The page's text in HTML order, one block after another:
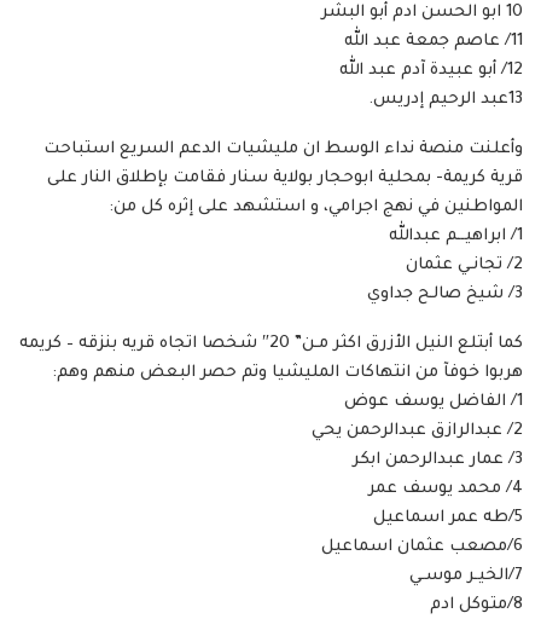
10 ابو الحسن ادم أبو البشر
11/ عاصم جمعة عبد الله
12/ أبو عبيدة آدم عبد الله
13عبد الرحيم إدريس.
وأعلنت منصة نداء الوسط ان مليشيات الدعم السريع استباحت
قرية كريمة- بمحلية ابوحجار بولاية سنار فقامت بإطلاق النار على
المواطنين في نهج اجرامي، و استشهد على إثره كل من:
1/ ابراهيــم عبدالله
2/ تجانـي عثمان
3/ شيخ صالـح جداوي
كما أبتلع النيل الأزرق اكثر مـن” 20″ شخصا اتجاه قريه بنزقه – كريمه
هربوا خوفآ من انتهاكات المليشيا وتم حصر البعض منهم وهم:
1/ الفاضل يوسف عوض
2/ عبدالرازق عبدالرحمن يحي
3/ عمار عبدالرحمن ابكر
4/ محمد يوسف عمر
5/طه عمر اسماعيل
6/مصعب عثمان اسماعيل
7/الخيـر موسـي
8/متوكل ادم